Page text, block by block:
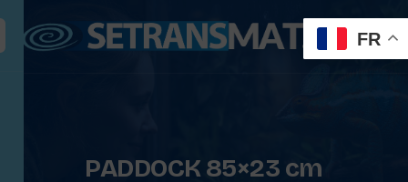
PADDOCK 85×23 cm
FR